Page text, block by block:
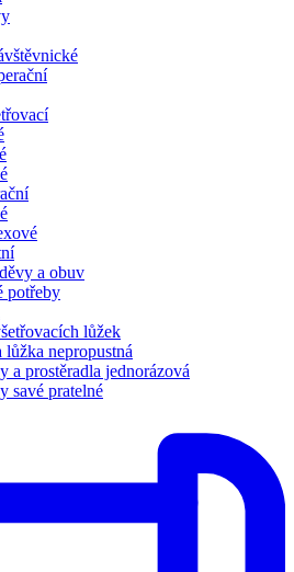
a obuv
potřeby
lůžek
lůžka nepropustná
a prostěradla jednorázová
savé pratelné